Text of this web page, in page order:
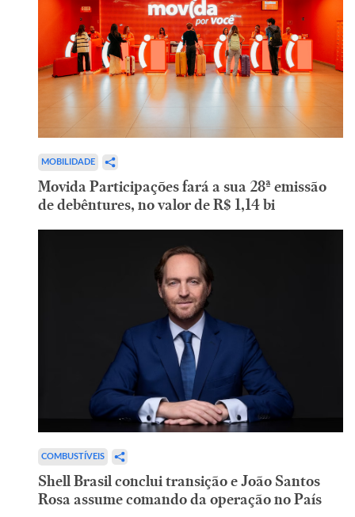
MOBILIDADE
Movida Participações fará a sua 28ª emissão
de debêntures, no valor de R$ 1,14 bi
COMBUSTÍVEIS
Shell Brasil conclui transição e João Santos
Rosa assume comando da operação no País